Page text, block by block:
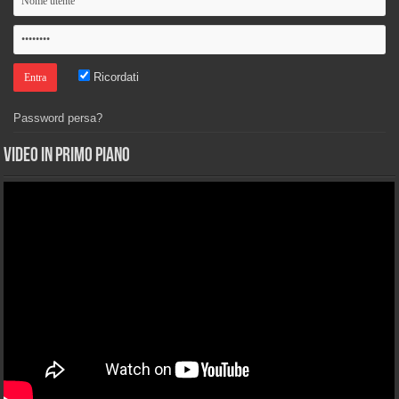
Ricordati
Password persa?
Video in primo piano